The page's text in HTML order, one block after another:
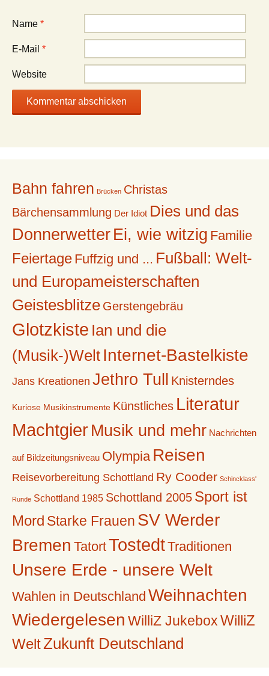
Name *
E-Mail *
Website
Bahn fahren Brücken Christas
Bärchensammlung Der Idiot Dies und das
Donnerwetter Ei, wie witzig Familie
Feiertage Fuffzig und ... Fußball: Welt-
und Europameisterschaften
Geistesblitze Gerstengebräu
Glotzkiste Ian und die
(Musik-)Welt Internet-Bastelkiste
Jans Kreationen Jethro Tull Knisterndes
Kuriose Musikinstrumente Künstliches Literatur
MachtgierMusik und mehr Nachrichten
auf Bildzeitungsniveau Olympia Reisen
Reisevorbereitung Schottland Ry Cooder Schincklass'
Runde Schottland 1985 Schottland 2005 Sport ist
Mord Starke Frauen SV Werder
Bremen TatortTostedtTraditionen
Unsere Erde - unsere Welt
Wahlen in Deutschland Weihnachten
Wiedergelesen WilliZ Jukebox WilliZ
WeltZukunft Deutschland